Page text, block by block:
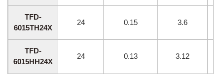
TFD-
6015TH24X
24 0.15 3.6
TFD-
6015HH24X
24 0.13 3.12